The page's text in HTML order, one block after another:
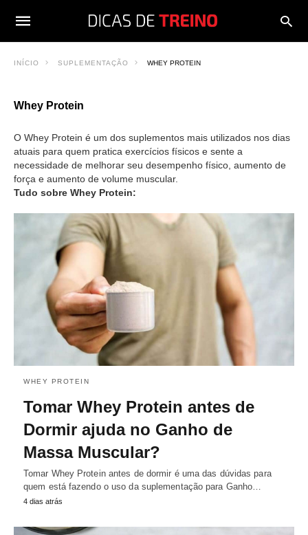
INÍCIO SUPLEMENTAÇÃO WHEY PROTEIN
Whey Protein
O Whey Protein é um dos suplementos mais utilizados nos dias
atuais para quem pratica exercícios físicos e sente a
necessidade de melhorar seu desempenho físico, aumento de
força e aumento de volume muscular.
Tudo sobre Whey Protein:
WHEY PROTEIN
Tomar Whey Protein antes de
Dormir ajuda no Ganho de
Massa Muscular?
Tomar Whey Protein antes de dormir é uma das dúvidas para
quem está fazendo o uso da suplementação para Ganho…
4 dias atrás